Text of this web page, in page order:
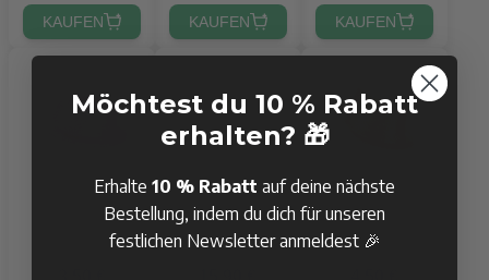
KAUFEN KAUFEN KAUFEN
Bowlerhut
pink Glitter
Bride
Folieballon
Partyhut rot
Glitzer
Möchtest du 10 % Rabatt
erhalten? 🎁
Erhalte 10 % Rabatt auf deine nächste
Bestellung, indem du dich für unseren
festlichen Newsletter anmeldest 🎉